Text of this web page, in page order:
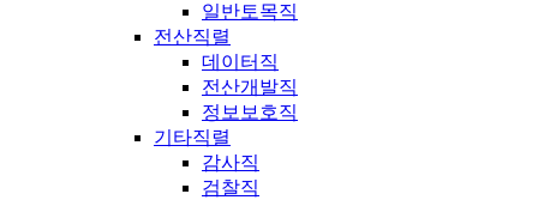
일반토목직
전산직렬
데이터직
전산개발직
정보보호직
기타직렬
감사직
검찰직